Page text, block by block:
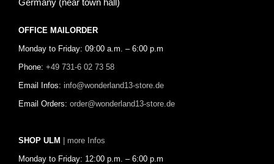
OFFICE MAILORDER
Monday to Friday: 09:00 a.m. – 6:00 p.m
Phone: +49 731-6 02 73 58
Email Infos: info@wonderland13-store.de
Email Orders: order@wonderland13-store.de
SHOP ULM | more Infos
Monday to Friday: 12:00 p.m. – 6:00 p.m